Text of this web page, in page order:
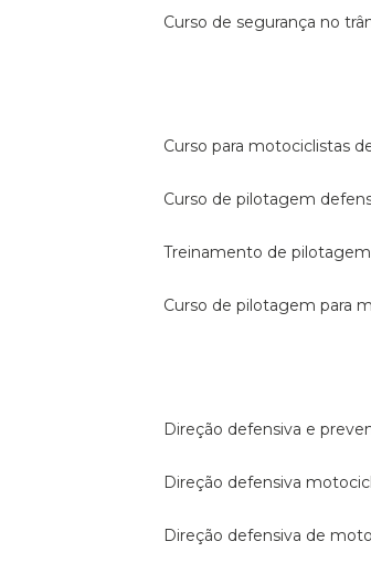
curso de segurança no
curso para motociclistas
curso de pilotagem
treinamento de
curso de pilotagem para
direção defensiva e
direção defensiva
direção defensiva de moto